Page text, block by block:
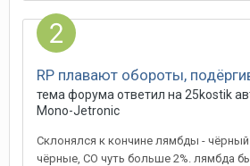
RP плавают обороты,
тема форума ответил на 25kostik
Mono-Jetronic
Склонялся к кончине лямбды -
чёрные, СО чуть больше 2%. лямбда